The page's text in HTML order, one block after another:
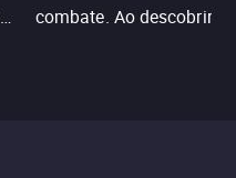
combate. Ao descobrir a